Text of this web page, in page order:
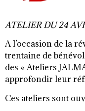
ATELIER DU 24
A l’occasion de la
trentaine de
des « Ateliers
approfondir leur
Ces ateliers sont